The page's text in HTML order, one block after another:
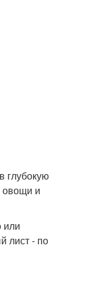
глубокую
овощи и
или
лист - по